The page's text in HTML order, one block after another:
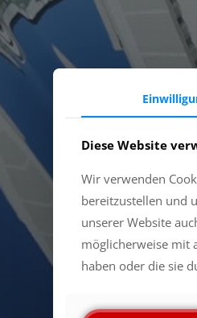
Diese Website
Wir verwenden
bereitzustellen und
unserer Website
möglicherweise mit
haben oder die sie